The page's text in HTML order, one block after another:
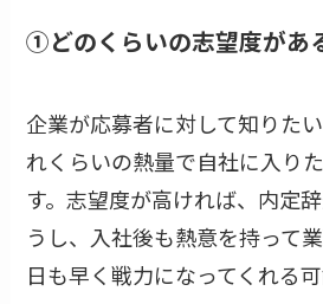
①どのくらいの志望度があ
企業が応募者に対して知りた
れくらいの熱量で自社に入り
す。志望度が高ければ、内定
うし、入社後も熱意を持って
日も早く戦力になってくれる